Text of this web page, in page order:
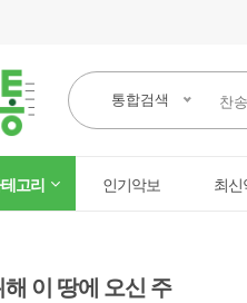
통합검색
고리 인기악보 최
이 땅에 오신 주